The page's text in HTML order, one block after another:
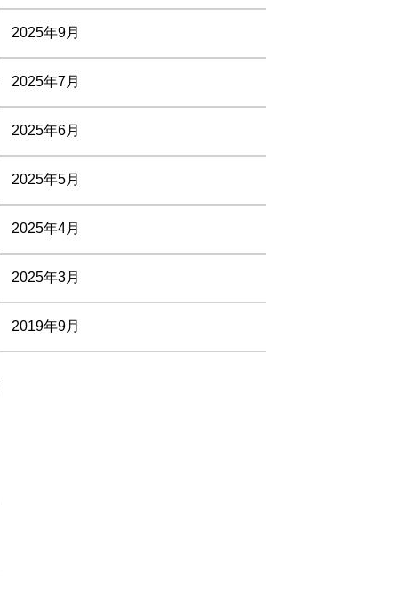
2025年9月
2025年7月
2025年6月
2025年5月
2025年4月
2025年3月
2019年9月